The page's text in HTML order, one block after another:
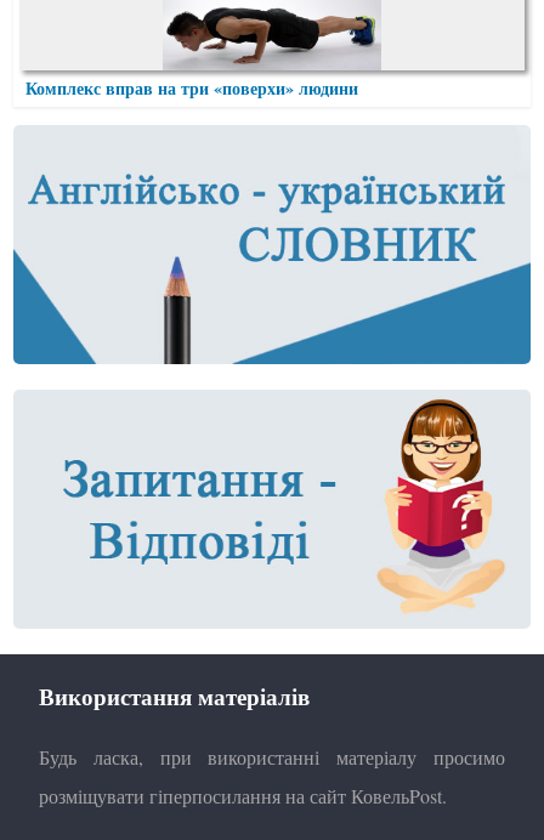
Комплекс вправ на три «поверхи» людини
Використання матеріалів
Будь ласка, при використанні матеріалу просимо
розміщувати гіперпосилання на сайт КовельPost.